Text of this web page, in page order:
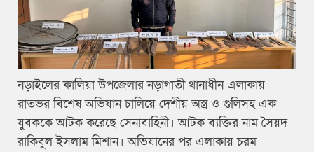
নড়াইলের কালিয়া উপজেলার নড়াগাতী থানাধীন এলাকায়
রাতভর বিশেষ অভিযান চালিয়ে দেশীয় অস্ত্র ও গুলিসহ এক
যুবককে আটক করেছে সেনাবাহিনী। আটক ব্যক্তির নাম সৈয়দ
রাকিবুল ইসলাম মিশান। অভিযানের পর এলাকায় চরম